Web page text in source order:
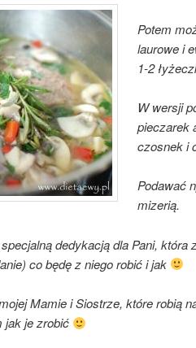
Potem
laurowe i
1-2
W wersji
pieczarek
czosnek i
Podawać
mizerią.
dedykacją dla Pani, która
co będę z niego robić i jak
Mamie i Siostrze, które robią
jak je zrobić